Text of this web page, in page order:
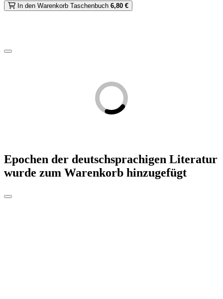
In den Warenkorb Taschenbuch 6,80 €
Epochen der deutschsprachigen Literatur
wurde zum Warenkorb hinzugefügt